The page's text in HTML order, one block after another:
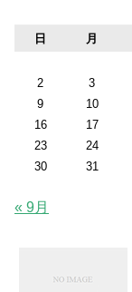
日 月
2
3
9
10
16
17
23
24
30
31
« 9月